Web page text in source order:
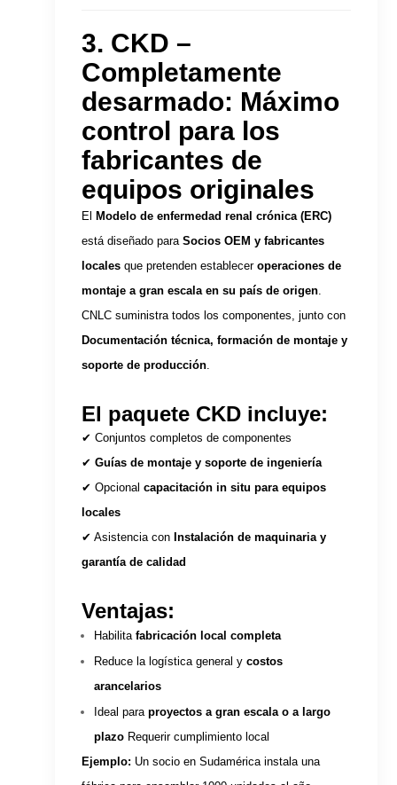
3. CKD –
Completamente
desarmado: Máximo
control para los
fabricantes de
equipos originales
El
Modelo de enfermedad renal crónica (ERC)
está diseñado paraSocios OEM y fabricantes
locales que pretenden estableceroperaciones de
montaje a gran escala en su país de origen
CNLC suministra todos los componentes, junto con
Documentación técnica, formación de montaje y
soporte de producción
El paquete CKD incluye:
✔ Conjuntos completos de componentes
✔Guías de montaje y soporte de ingeniería
✔ Opcionalcapacitación in situ para equipos
locales
✔ Asistencia con Instalación de maquinaria y
garantía de calidad
Ventajas:
Habilitafabricación local completa
Reduce la logística general ycostos
arancelarios
Ideal paraproyectos a gran escala o a largo
plazo Requerir cumplimiento local
Ejemplo: Un socio en Sudamérica instala una